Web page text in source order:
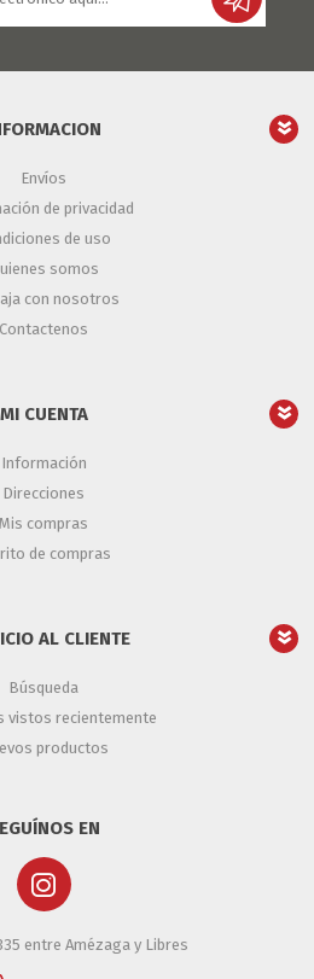
Envíos
de privacidad
de uso
somos
con nosotros
Contactenos
MI CUENTA
Información
Direcciones
Mis compras
de compras
AL CLIENTE
Búsqueda
vistos recientemente
productos
EN
entre Amézaga y Libres